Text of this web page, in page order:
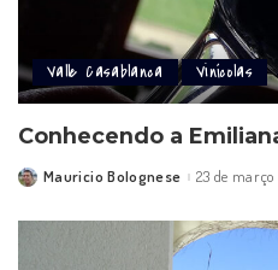
Valle Casablanca Vinícolas
Conhecendo a
PostedMauricio Bolognese 23 de março